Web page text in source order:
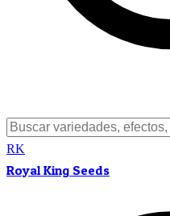
RK
Royal King Seeds